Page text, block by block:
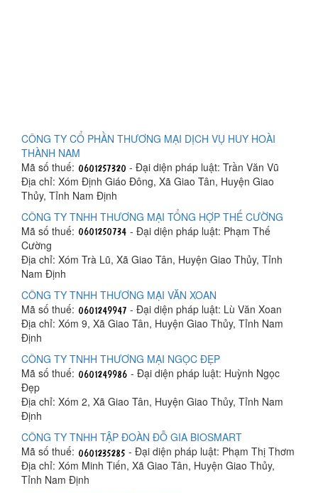
CÔNG TY CỔ PHẦN THƯƠNG MẠI DỊCH VỤ HUY HOÀI
THÀNH NAM
Mã số thuế:
- Đại diện pháp luật: Trần Văn Vũ
Địa chỉ: Xóm Định Giáo Đông, Xã Giao Tân, Huyện Giao
Thủy, Tỉnh Nam Định
CÔNG TY TNHH THƯƠNG MẠI TỔNG HỢP THẾ CƯỜNG
Mã số thuế:
- Đại diện pháp luật: Phạm Thế
Cường
Địa chỉ: Xóm Trà Lũ, Xã Giao Tân, Huyện Giao Thủy, Tỉnh
Nam Định
CÔNG TY TNHH THƯƠNG MẠI VĂN XOAN
Mã số thuế:
- Đại diện pháp luật: Lù Văn Xoan
Địa chỉ: Xóm 9, Xã Giao Tân, Huyện Giao Thủy, Tỉnh Nam
Định
CÔNG TY TNHH THƯƠNG MẠI NGỌC ĐẸP
Mã số thuế:
- Đại diện pháp luật: Huỳnh Ngọc
Đẹp
Địa chỉ: Xóm 2, Xã Giao Tân, Huyện Giao Thủy, Tỉnh Nam
Định
CÔNG TY TNHH TẬP ĐOÀN ĐỖ GIA BIOSMART
Mã số thuế:
- Đại diện pháp luật: Phạm Thị Thơm
Địa chỉ: Xóm Minh Tiến, Xã Giao Tân, Huyện Giao Thủy,
Tỉnh Nam Định